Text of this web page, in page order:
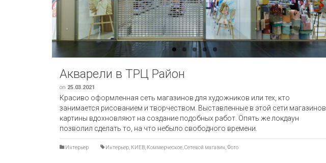
Акварели в ТРЦ Район
on 25.03.2021
Красиво оформленная сеть магазинов для художников или тех, кто
занимается рисованием и творчеством. Выставленные в этой сети магазинов
картины вдохновляют на создание подобных работ. Опять же локдаун
позволил сделать то, на что небыло свободного времени.
Интерьер Интерьер КИЕВ Коммерческое Сетевой магазин Фото